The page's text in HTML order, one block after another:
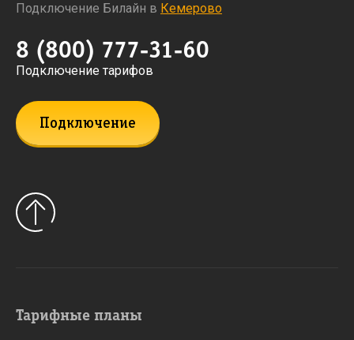
Подключение Билайн в Кемерово
8 (800) 777-31-60
Подключение тарифов
Подключение
Тарифные планы